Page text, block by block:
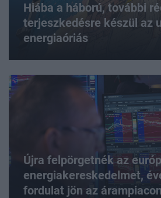
Hiába a háború, további
terjeszkedésre készül az
energiaóriás
Újra felpörgetnék az
energiakereskedelmet,
fordulat jön az árampiacon